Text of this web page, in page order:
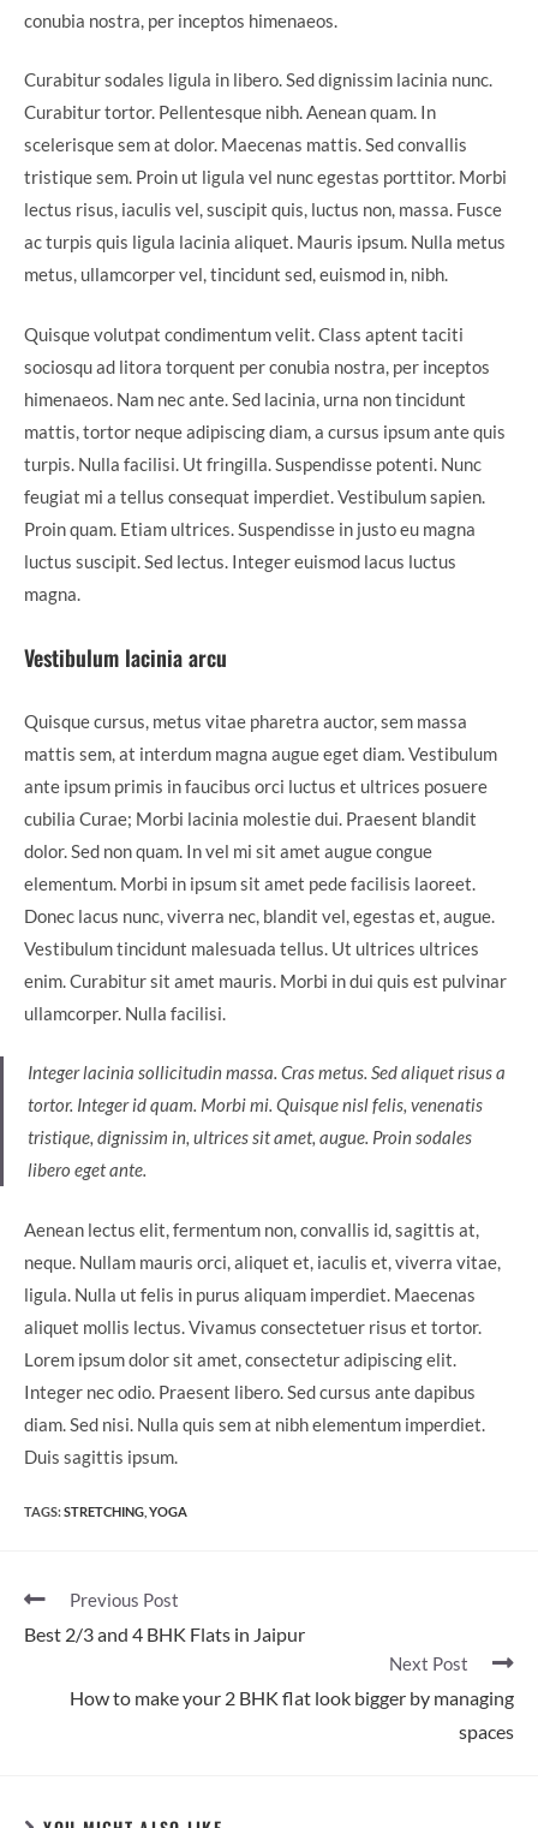
conubia nostra, per inceptos himenaeos.
Curabitur sodales ligula in libero. Sed dignissim lacinia nunc.
Curabitur tortor. Pellentesque nibh. Aenean quam. In
scelerisque sem at dolor. Maecenas mattis. Sed convallis
tristique sem. Proin ut ligula vel nunc egestas porttitor. Morbi
lectus risus, iaculis vel, suscipit quis, luctus non, massa. Fusce
ac turpis quis ligula lacinia aliquet. Mauris ipsum. Nulla metus
metus, ullamcorper vel, tincidunt sed, euismod in, nibh.
Quisque volutpat condimentum velit. Class aptent taciti
sociosqu ad litora torquent per conubia nostra, per inceptos
himenaeos. Nam nec ante. Sed lacinia, urna non tincidunt
mattis, tortor neque adipiscing diam, a cursus ipsum ante quis
turpis. Nulla facilisi. Ut fringilla. Suspendisse potenti. Nunc
feugiat mi a tellus consequat imperdiet. Vestibulum sapien.
Proin quam. Etiam ultrices. Suspendisse in justo eu magna
luctus suscipit. Sed lectus. Integer euismod lacus luctus
magna.
Vestibulum lacinia arcu
Quisque cursus, metus vitae pharetra auctor, sem massa
mattis sem, at interdum magna augue eget diam. Vestibulum
ante ipsum primis in faucibus orci luctus et ultrices posuere
cubilia Curae; Morbi lacinia molestie dui. Praesent blandit
dolor. Sed non quam. In vel mi sit amet augue congue
elementum. Morbi in ipsum sit amet pede facilisis laoreet.
Donec lacus nunc, viverra nec, blandit vel, egestas et, augue.
Vestibulum tincidunt malesuada tellus. Ut ultrices ultrices
enim. Curabitur sit amet mauris. Morbi in dui quis est pulvinar
ullamcorper. Nulla facilisi.
Integer lacinia sollicitudin massa. Cras metus. Sed aliquet risus a
tortor. Integer id quam. Morbi mi. Quisque nisl felis, venenatis
tristique, dignissim in, ultrices sit amet, augue. Proin sodales
libero eget ante.
Aenean lectus elit, fermentum non, convallis id, sagittis at,
neque. Nullam mauris orci, aliquet et, iaculis et, viverra vitae,
ligula. Nulla ut felis in purus aliquam imperdiet. Maecenas
aliquet mollis lectus. Vivamus consectetuer risus et tortor.
Lorem ipsum dolor sit amet, consectetur adipiscing elit.
Integer nec odio. Praesent libero. Sed cursus ante dapibus
diam. Sed nisi. Nulla quis sem at nibh elementum imperdiet.
Duis sagittis ipsum.
TAGS:STRETCHING YOGA
Previous Post
Best 2/3 and 4 BHK Flats in Jaipur
Next Post
How to make your 2 BHK flat look bigger by managing
spaces